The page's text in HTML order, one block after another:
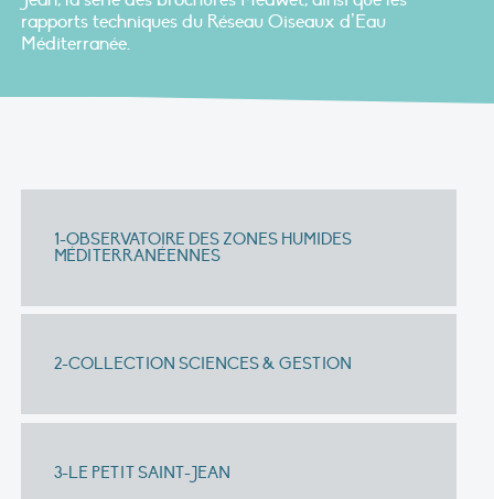
rapports techniques du Réseau Oiseaux d’Eau
Méditerranée.
1-OBSERVATOIRE DES ZONES HUMIDES
MÉDITERRANÉENNES
2-COLLECTION SCIENCES & GESTION
3-LE PETIT SAINT-JEAN